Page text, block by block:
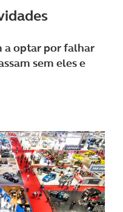
a optar por falhar
sem eles e